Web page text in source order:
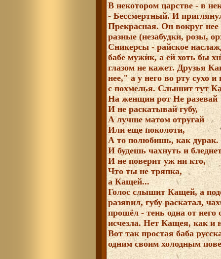
В некотором царстве - в
- Бессмертный. И
Прекрасная. Он вокруг
разные (незабудки, розы,
Сникерсы - райское
бабе мужик, а ей хоть бы
глазом не кажет. Друзья
нее," а у него во рту сухо
с похмелья. Слышит тут
На женщин рот Не разевай
И не раскатывай губу,
А лучше матом отругай
Или еще поколоти,
А то полюбишь, как дурак.
И будешь чахнуть и
И не поверит уж ни кто,
Что ты не тряпка,
а Кащей...
Голос слышит Кащей, а
разявил, губу раскатал,
прошёл - тень одна от него
исчезла. Нет Кащея, как и
Вот так простая баба
одним своим холодным